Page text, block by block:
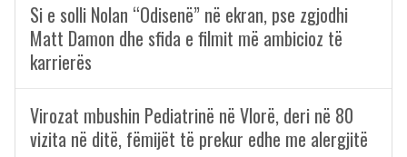
Si e solli Nolan “Odisenë” në ekran, pse zgjodhi
Matt Damon dhe sfida e filmit më ambicioz të
karrierës
Virozat mbushin Pediatrinë në Vlorë, deri në 80
vizita në ditë, fëmijët të prekur edhe me alergjitë